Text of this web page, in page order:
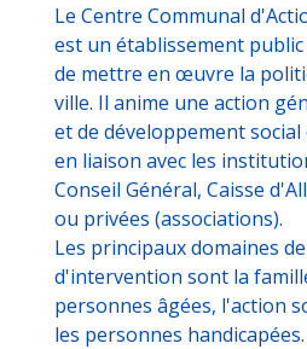
Le Centre Communal
est un établissement
de mettre en œuvre la
ville. Il anime une action
et de développement
en liaison avec les
Conseil Général, Caisse
ou privées (associations).
Les principaux domaines
d'intervention sont la
personnes âgées, l'action
les personnes handicapées.